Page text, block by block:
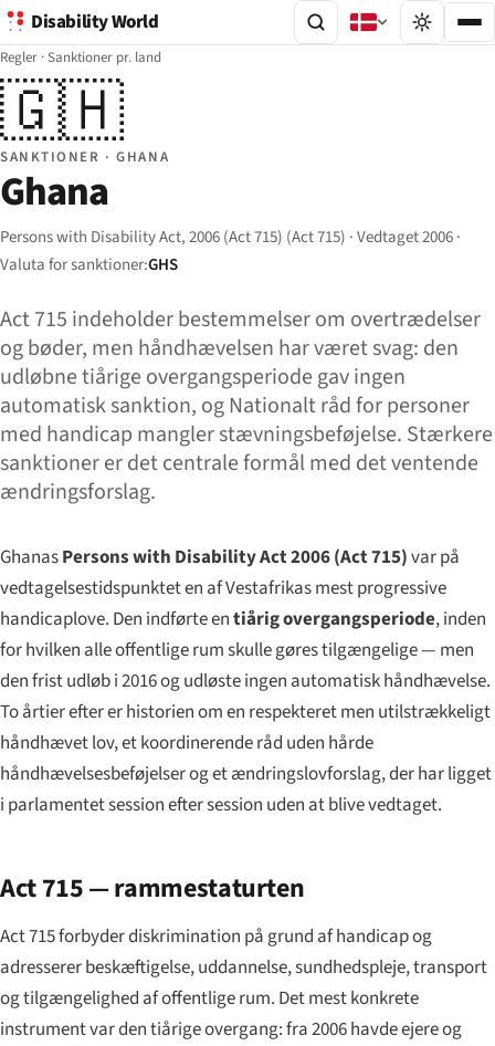
Disability World
Regler ·Sanktioner pr. land
🇬🇭
SANKTIONER · GHANA
Ghana
Persons with Disability Act, 2006 (Act 715) (Act 715) · Vedtaget 2006 ·
Valuta for sanktioner:GHS
Act 715 indeholder bestemmelser om overtrædelser
og bøder, men håndhævelsen har været svag: den
udløbne tiårige overgangsperiode gav ingen
automatisk sanktion, og Nationalt råd for personer
med handicap mangler stævningsbeføjelse. Stærkere
sanktioner er det centrale formål med det ventende
ændringsforslag.
GhanasPersons with Disability Act 2006 (Act 715)var på
vedtagelsestidspunktet en af Vestafrikas mest progressive
handicaplove. Den indførte entiårig overgangsperiode, inden
for hvilken alle offentlige rum skulle gøres tilgængelige — men
den frist udløb i 2016 og udløste ingen automatisk håndhævelse.
To årtier efter er historien om en respekteret men utilstrækkeligt
håndhævet lov, et koordinerende råd uden hårde
håndhævelsesbeføjelser og et ændringslovforslag, der har ligget
i parlamentet session efter session uden at blive vedtaget.
Act 715 — rammestaturten
Act 715 forbyder diskrimination på grund af handicap og
adresserer beskæftigelse, uddannelse, sundhedspleje, transport
og tilgængelighed af offentlige rum. Det mest konkrete
instrument var den tiårige overgang: fra 2006 havde ejere og